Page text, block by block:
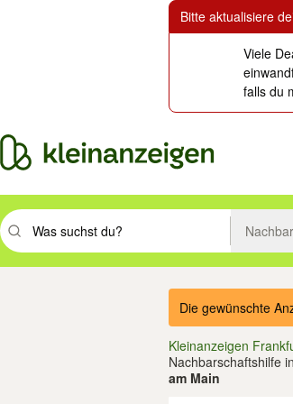
Bitte aktualisiere
Viele
falls du
Suchbegriff eingeben. Eingabetaste drücken um
Die gewünschte
Kleinanzeigen
Nachbarschaftshilfe
am Main